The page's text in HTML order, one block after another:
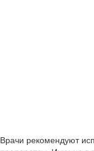
Врачи рекомендуют